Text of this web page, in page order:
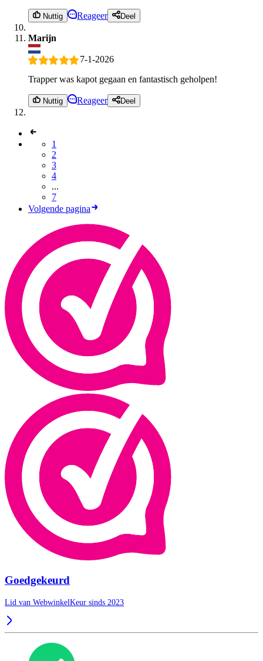
Nuttig Reageer Deel
Marijn
7-1-2026
Trapper was kapot gegaan en fantastisch geholpen!
Nuttig Reageer Deel
1
2
3
4
...
7
Volgende pagina
Goedgekeurd
Lid van WebwinkelKeur sinds 2023